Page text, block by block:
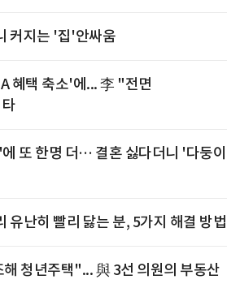
커지는 '집'안싸움
혜택 축소'에... 李 "전면
또 한명 더… 결혼 싫다더니 '다둥이
유난히 빨리 닳는 분, 5가지 해결 방법
청년주택"... 與 3선 의원의 부동산